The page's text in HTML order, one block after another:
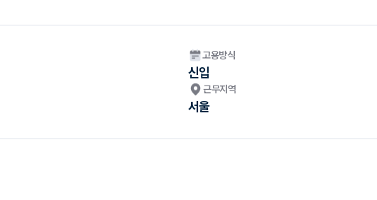
고용방식
신입
근무지역
서울